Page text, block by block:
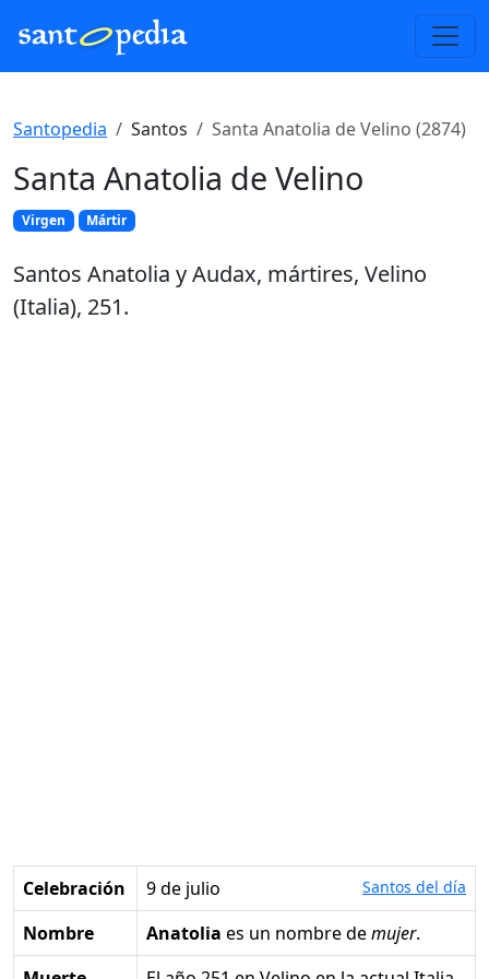
Santopedia Santos Santa Anatolia de Velino (2874)
Santa Anatolia de Velino
Virgen Mártir
Santos Anatolia y Audax, mártires, Velino
(Italia), 251.
Celebración 9 de julio Santos del día
Nombre Anatolia es un nombre demujer.